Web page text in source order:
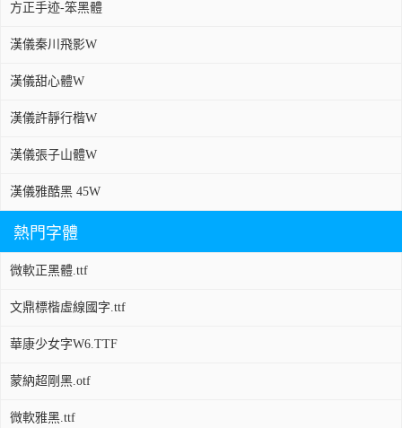
方正手迹-笨黑體
漢儀秦川飛影W
漢儀甜心體W
漢儀許靜行楷W
漢儀張子山體W
漢儀雅酷黑 45W
熱門字體
微軟正黑體.ttf
文鼎標楷虛線國字.ttf
華康少女字W6.TTF
蒙納超剛黑.otf
微軟雅黑.ttf